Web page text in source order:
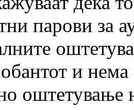
парови за
и
оштетување